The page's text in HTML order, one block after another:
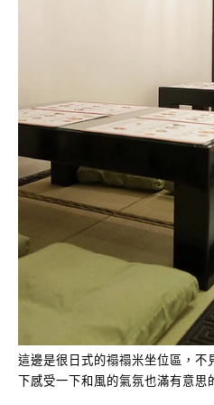
這邊是很日式的禢禢米坐位區，
下感受一下和風的氣氛也滿有意思